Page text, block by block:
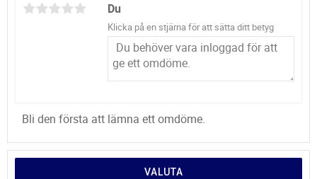
Du
Klicka på en stjärna för att sätta ditt betyg
Bli den första att lämna ett omdöme.
VALUTA